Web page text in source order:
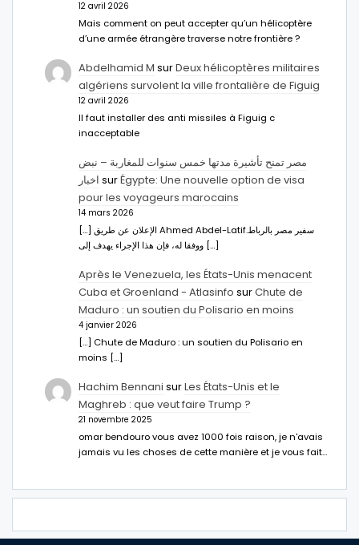
12 avril 2026
Mais comment on peut accepter qu’un hélicoptère
d’une armée étrangère traverse notre frontière ?
Abdelhamid M surDeux hélicoptères militaires
algériens survolent la ville frontalière de Figuig
12 avril 2026
Il faut installer des anti missiles à Figuig c
inacceptable
مصر تمنح تأشيرة مدتها خمس سنوات للمغاربة – نبض
اخبار surÉgypte: Une nouvelle option de visa
pour les voyageurs marocains
14 mars 2026
[…] الإعلان عن طريق Ahmed Abdel-Latifسفير مصر بالرباط.
ووفقا له، فإن هذا الإجراء يهدف إلى […]
Après le Venezuela, les États-Unis menacent
Cuba et Groenland - Atlasinfo surChute de
Maduro : un soutien du Polisario en moins
4 janvier 2026
[…] Chute de Maduro : un soutien du Polisario en
moins […]
Hachim Bennani surLes États-Unis et le
Maghreb : que veut faire Trump ?
21 novembre 2025
omar bendouro vous avez 1000 fois raison, je n'avais
jamais vu les choses de cette manière et je vous fait…